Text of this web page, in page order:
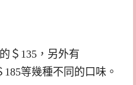
＄135，另外有
185等幾種不同的口味。